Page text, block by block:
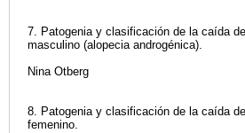
7. Patogenia y clasificación de la caída
masculino (alopecia androgénica).
Nina Otberg
8. Patogenia y clasificación de la caída
femenino.